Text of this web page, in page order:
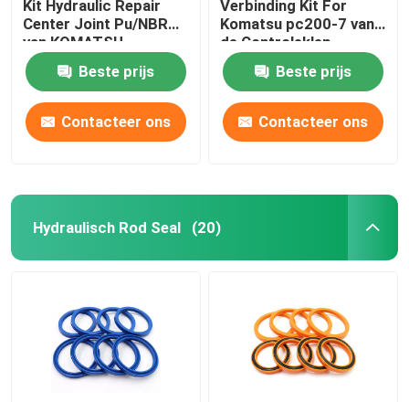
Kit Hydraulic Repair
Center Joint Pu/NBR
van KOMATSU
Beste prijs
Contacteer ons
Verbinding Kit For
Komatsu pc200-7 van
de Controleklep
Graafwerktuig
Beste prijs
Contacteer ons
Hydraulisch Rod Seal (20)